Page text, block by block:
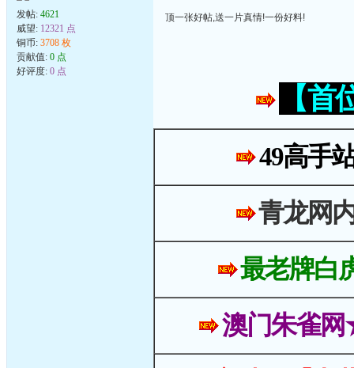
发帖: 4621
威望: 12321 点
铜币: 3708 枚
贡献值: 0 点
好评度: 0 点
顶一张好帖,送一片真情!一份好料!
【
49高手
青龙网
最老牌白
澳门朱雀